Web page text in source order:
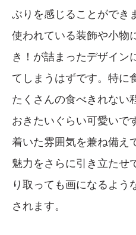
ぶりを感じることができ
使われている装飾や小物
き！が詰まったデザイン
てしまうはずです。特に
たくさんの食べきれない
おきたいぐらい可愛いで
着いた雰囲気を兼ね備え
魅力をさらに引き立たせ
り取っても画になるよう
されます。